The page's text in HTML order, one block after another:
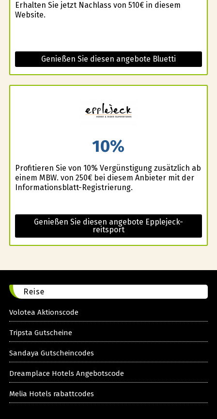
Erhalten Sie jetzt Nachlass von 510€ in diesem
Website.
Genießen Sie diesen angebote Bluetti
10%
Profitieren Sie von 10% Vergünstigung zusätzlich ab
einem MBW. von 250€ bei diesem Anbieter mit der
Informationsblatt-Registrierung.
Genießen Sie diesen angebote Epplejeck-
reitsport
Reise
Volotea Aktionscode
Tripsta Gutscheine
Sandaya Gutscheincodes
Dreamplace Hotels Angebotscode
Melia Hotels rabattcodes